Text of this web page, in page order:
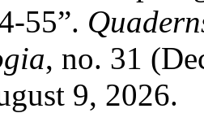
55”.
, no. 31
9, 2026.